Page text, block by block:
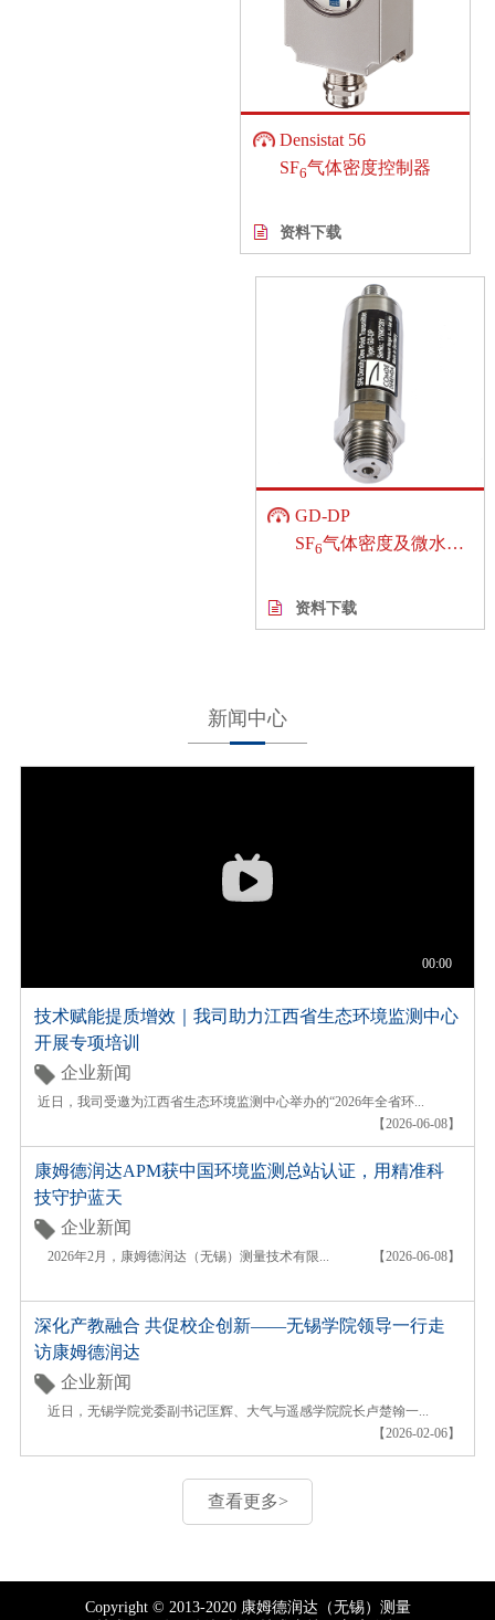
Densistat 56
SF6气体密度控制器
资料下载
GD-DP
SF6气体密度及微水变送器
资料下载
新闻中心
技术赋能提质增效｜我司助力江西省生态环境监测中心
开展专项培训
企业新闻
近日，我司受邀为江西省生态环境监测中心举办的“2026年全省环...
【2026-06-08】
康姆德润达APM获中国环境监测总站认证，用精准科
技守护蓝天
企业新闻
2026年2月，康姆德润达（无锡）测量技术有限... 【2026-06-08】
深化产教融合 共促校企创新——无锡学院领导一行走
访康姆德润达
企业新闻
近日，无锡学院党委副书记匡辉、大气与遥感学院院长卢楚翰一...
【2026-02-06】
查看更多>
Copyright © 2013-2020 康姆德润达（无锡）测量